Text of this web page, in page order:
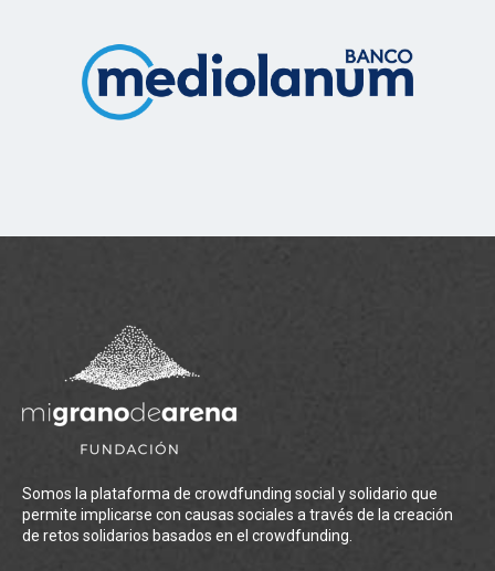
Somos la plataforma de crowdfunding social y solidario que
permite implicarse con causas sociales a través de la creación
de retos solidarios basados en el crowdfunding.